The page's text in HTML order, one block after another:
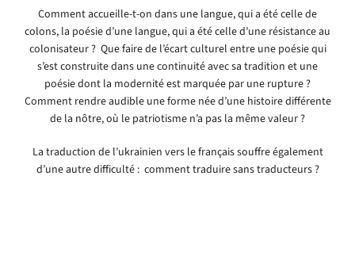
Comment accueille-t-on dans une langue, qui a été celle de
colons, la poésie d’une langue, qui a été celle d’une résistance au
colonisateur ? Que faire de l’écart culturel entre une poésie qui
s’est construite dans une continuité avec sa tradition et une
poésie dont la modernité est marquée par une rupture ?
Comment rendre audible une forme née d’une histoire différente
de la nôtre, où le patriotisme n’a pas la même valeur ?
La traduction de l’ukrainien vers le français souffre également
d’une autre difficulté : comment traduire sans traducteurs ?